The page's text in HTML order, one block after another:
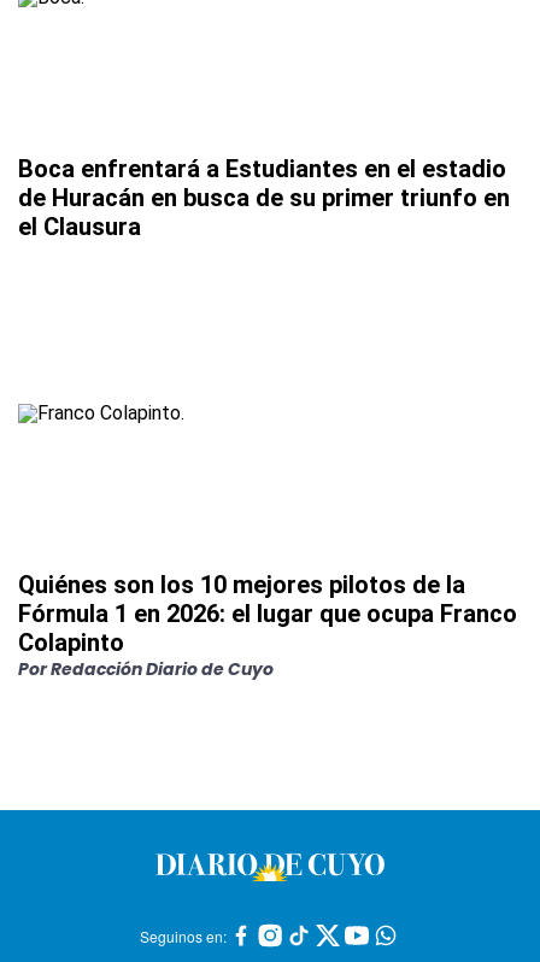
Boca enfrentará a Estudiantes en el estadio
de Huracán en busca de su primer triunfo en
el Clausura
Quiénes son los 10 mejores pilotos de la
Fórmula 1 en 2026: el lugar que ocupa Franco
Colapinto
PorRedacción Diario de Cuyo
Seguinos en: